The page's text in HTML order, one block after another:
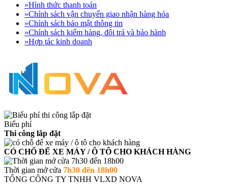
»Hình thức thanh toán
»Chính sách vận chuyển giao nhận hàng hóa
»Chính sách bảo mật thông tin
»Chính sách kiểm hàng, đôi trả và bảo hành
»Hợp tác kinh doanh
Biểu phí
Thi công lắp đặt
CÓ CHỐ ĐỂ XE MÁY / Ô TÔ CHO KHÁCH HÀNG
Thời gian mở cửa 7h30 đến 18h00
TỔNG CÔNG TY TNHH VLXD NOVA